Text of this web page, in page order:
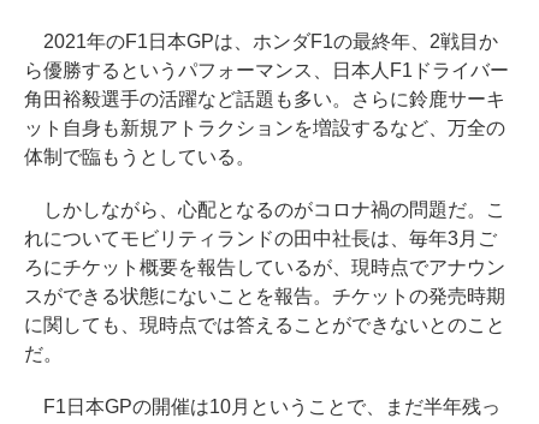
2021年のF1日本GPは、ホンダF1の最終年、2戦目か
ら優勝するというパフォーマンス、日本人F1ドライバー
角田裕毅選手の活躍など話題も多い。さらに鈴鹿サーキ
ット自身も新規アトラクションを増設するなど、万全の
体制で臨もうとしている。
しかしながら、心配となるのがコロナ禍の問題だ。こ
れについてモビリティランドの田中社長は、毎年3月ご
ろにチケット概要を報告しているが、現時点でアナウン
スができる状態にないことを報告。チケットの発売時期
に関しても、現時点では答えることができないとのこと
だ。
F1日本GPの開催は10月ということで、まだ半年残っ